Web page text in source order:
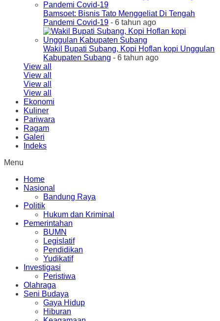
Bamsoet: Bisnis Tato Menggeliat Di Tengah
Pandemi Covid-19 - 6 tahun ago
Wakil Bupati Subang, Kopi Hoflan kopi Unggulan
Kabupaten Subang - 6 tahun ago
View all
View all
View all
View all
Ekonomi
Kuliner
Pariwara
Ragam
Galeri
Indeks
Menu
Home
Nasional
Bandung Raya
Politik
Hukum dan Kriminal
Pemerintahan
BUMN
Legislatif
Pendidikan
Yudikatif
Investigasi
Peristiwa
Olahraga
Seni Budaya
Gaya Hidup
Hiburan